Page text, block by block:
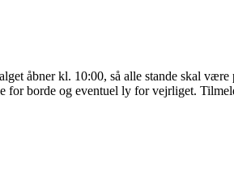
åbner kl. 10:00, så alle stande skal være
for borde og eventuel ly for vejrliget.